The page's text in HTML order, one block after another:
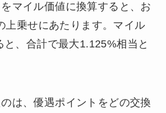
マイル価値に換算すると、お
上乗せにあたります。マイル
、合計で最大1.125%相当と
のは、優遇ポイントをどの交換